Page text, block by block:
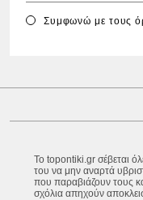
Συμφωνώ με τους
Το topontiki.gr σέβεται
του να μην αναρτά
που παραβιάζουν τους
σχόλια απηχούν